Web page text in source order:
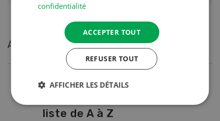
Articles les plus lues
Production animale
liste de A à Z
confidentialité
ACCEPTER TOUT
REFUSER TOUT
AFFICHER LES DÉTAILS